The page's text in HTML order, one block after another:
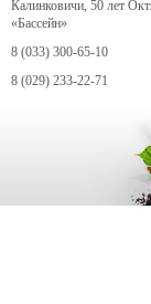
Калинковичи, 50 лет
«Бассейн»
8 (033) 300-65-10
8 (029) 233-22-71